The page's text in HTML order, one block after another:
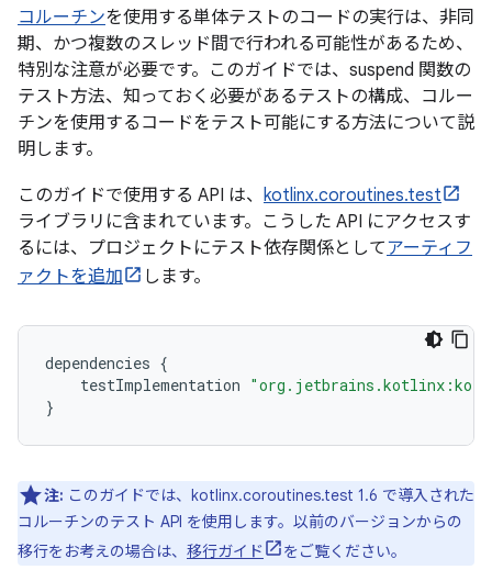
コルーチンを使用する単体テストのコードの実行は、非同
期、かつ複数のスレッド間で行われる可能性があるため、
特別な注意が必要です。このガイドでは、suspend 関数の
テスト方法、知っておく必要があるテストの構成、コルー
チンを使用するコードをテスト可能にする方法について説
明します。
このガイドで使用する API は、 kotlinx.coroutines.test
ライブラリに含まれています。こうした API にアクセスす
るには、プロジェクトにテスト依存関係としてアーティフ
ァクトを追加
します。
dependencies {
testImplementation
}
注: このガイドでは、kotlinx.coroutines.test 1.6 で導入された
コルーチンのテスト API を使用します。以前のバージョンからの
移行をお考えの場合は、 移行ガイド をご覧ください。